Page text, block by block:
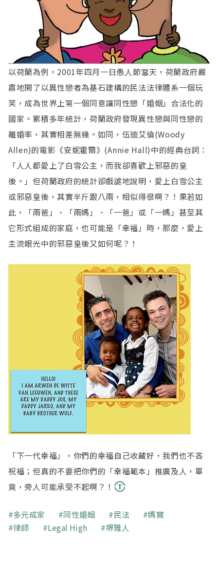
以荷蘭為例，2001年四月一日愚人節當天，荷蘭政府嚴
肅地開了以異性戀者為基石建構的民法法律體系一個玩
笑，成為世界上第一個同意讓同性戀「婚姻」合法化的
國家。累積多年統計，荷蘭政府發現異性戀與同性戀的
離婚率，其實相差無幾。如同，伍迪艾倫(Woody
Allen)的電影《安妮霍爾》(Annie Hall)中的經典台詞：
「人人都愛上了白雪公主，而我卻喜歡上邪惡的皇
後。」但荷蘭政府的統計卻戲謔地說明，愛上白雪公主
或邪惡皇後，其實半斤跟八兩，相似得很啊？！果若如
此，「兩爸」、「兩媽」、「一爸」或「一媽」甚至其
它形式組成的家庭，也可能是「幸福」時，那麼，愛上
主流眼光中的邪惡皇後又如何呢？！
「下一代幸福」，你們的幸福自己收藏好，我們也不吝
祝福；但真的不要把你們的「幸福範本」推廣及人，畢
竟，旁人可能承受不起啊？！
關鍵字
多元成家 同性婚姻 民法
媽寶
律師
Legal High 堺雅人